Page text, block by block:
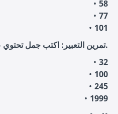
58
77
101
تمرين التعبير: اكتب جمل تحتوي على الأرقام التالية.
32
100
245
1999